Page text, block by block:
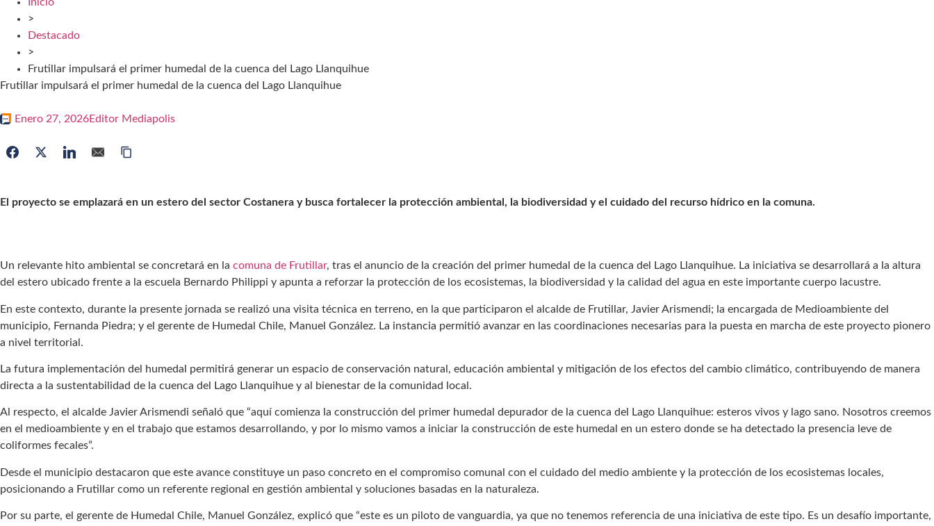
>
Destacado
>
Frutillar impulsará el primer humedal de la cuenca del Lago Llanquihue
Frutillar impulsará el primer humedal de la cuenca del Lago Llanquihue
Enero 27, 2026Editor Mediapolis
El proyecto se emplazará en un estero del sector Costanera y busca fortalecer la protección ambiental, la biodiversidad y el cuidado del recurso hídrico en la comuna.
Un relevante hito ambiental se concretará en la comuna de Frutillar, tras el anuncio de la creación del primer humedal de la cuenca del Lago Llanquihue. La iniciativa se desarrollará a la altura
del estero ubicado frente a la escuela Bernardo Philippi y apunta a reforzar la protección de los ecosistemas, la biodiversidad y la calidad del agua en este importante cuerpo lacustre.
En este contexto, durante la presente jornada se realizó una visita técnica en terreno, en la que participaron el alcalde de Frutillar, Javier Arismendi; la encargada de Medioambiente del
municipio, Fernanda Piedra; y el gerente de Humedal Chile, Manuel González. La instancia permitió avanzar en las coordinaciones necesarias para la puesta en marcha de este proyecto pionero
a nivel territorial.
La futura implementación del humedal permitirá generar un espacio de conservación natural, educación ambiental y mitigación de los efectos del cambio climático, contribuyendo de manera
directa a la sustentabilidad de la cuenca del Lago Llanquihue y al bienestar de la comunidad local.
Al respecto, el alcalde Javier Arismendi señaló que “aquí comienza la construcción del primer humedal depurador de la cuenca del Lago Llanquihue: esteros vivos y lago sano. Nosotros creemos
en el medioambiente y en el trabajo que estamos desarrollando, y por lo mismo vamos a iniciar la construcción de este humedal en un estero donde se ha detectado la presencia leve de
coliformes fecales”.
Desde el municipio destacaron que este avance constituye un paso concreto en el compromiso comunal con el cuidado del medio ambiente y la protección de los ecosistemas locales,
posicionando a Frutillar como un referente regional en gestión ambiental y soluciones basadas en la naturaleza.
Por su parte, el gerente de Humedal Chile, Manuel González, explicó que “este es un piloto de vanguardia, ya que no tenemos referencia de una iniciativa de este tipo. Es un desafío importante,